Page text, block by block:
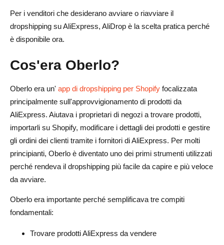
AliDrop funziona con AliExpress?
AliDrop è migliore di Oberlo?
Per i venditori che desiderano avviare o riavviare il
dropshipping su AliExpress, AliDrop è la scelta pratica perché
è disponibile ora.
Cos'era Oberlo?
Oberlo era un' app di dropshipping per Shopify focalizzata
principalmente sull'approvvigionamento di prodotti da
AliExpress. Aiutava i proprietari di negozi a trovare prodotti,
importarli su Shopify, modificare i dettagli dei prodotti e gestire
gli ordini dei clienti tramite i fornitori di AliExpress. Per molti
principianti, Oberlo è diventato uno dei primi strumenti utilizzati
perché rendeva il dropshipping più facile da capire e più veloce
da avviare.
Oberlo era importante perché semplificava tre compiti
fondamentali:
Trovare prodotti AliExpress da vendere